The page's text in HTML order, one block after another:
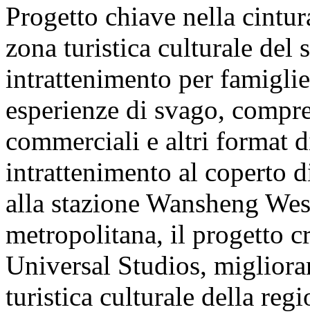
Progetto chiave nella
zona turistica culturale del
intrattenimento per
esperienze di svago,
commerciali e altri format
intrattenimento al coperto
alla stazione Wansheng
metropolitana, il progetto
Universal Studios,
turistica culturale della